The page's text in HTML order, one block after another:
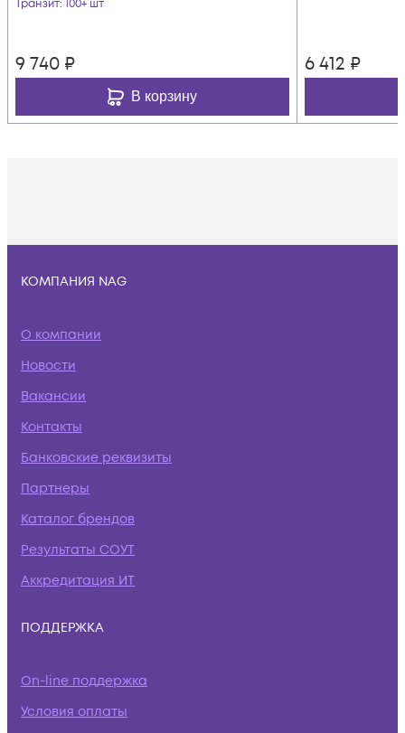
Транзит: 100+ шт
9 740 ₽
В корзину
6 412 ₽
КОМПАНИЯ NAG
О компании
Новости
Вакансии
Контакты
Банковские реквизиты
Партнеры
Каталог брендов
Результаты СОУТ
Аккредитация ИТ
ПОДДЕРЖКА
On-line поддержка
Условия оплаты